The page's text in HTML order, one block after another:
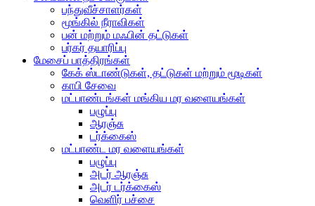
பந்துவீச்சாளர்கள்
மூங்கில் நீராவிகள்
பன் மற்றும் மஃபின் தட்டுகள்
பர்கர் தயாரிப்பு
மேசைப் பாத்திரங்கள்
கேக் ஸ்டாண்டுகள், தட்டுகள் மற்றும் மூடிகள்
காபி சேவை
மட்பாண்டங்கள் மங்கிய மர வளையங்கள்
பழுப்பு
ஆரஞ்சு
டர்க்கைஸ்
மட்பாண்ட மர வளையங்கள்
பழுப்பு
அடர் ஆரஞ்சு
அடர் டர்க்கைஸ்
வெளிர் பச்சை